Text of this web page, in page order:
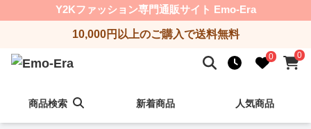
Y2Kファッション専門通販サイト Emo-Era
10,000円以上のご購入で送料無料
0 0
商品検索 新着商品 人気商品